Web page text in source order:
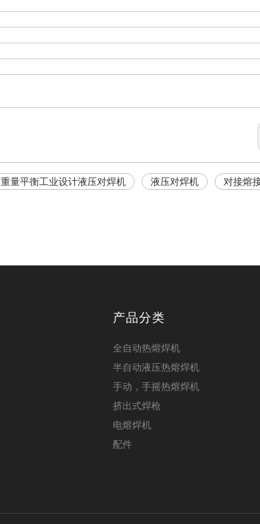
重量平衡工业设计液压对焊机 液压对焊机 对接熔
产品分类
全自动热熔焊机
半自动液压热熔焊机
手动，手摇热熔焊机
挤出式焊枪
电熔焊机
配件